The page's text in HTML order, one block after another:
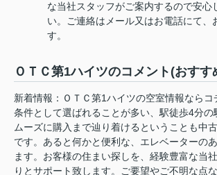
な当社スタッフがご案内するので安心
い。ご連絡はメール又はお電話にて、
す。
ＯＴＣ第1ハイツのコメント(おすす
新着情報：ＯＴＣ第1ハイツの空室情報なら
条件として選ばれることが多い、駅徒歩4分の
ムーズに購入まで辿り着けるということも中
です。あると何かと便利な、エレベーターの
ます。お客様の住まい探しを、経験豊富な当
りとサポート致します。ご要望やご不明な点